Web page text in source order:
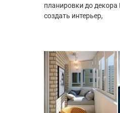
планировки до декора
создать интерьер,